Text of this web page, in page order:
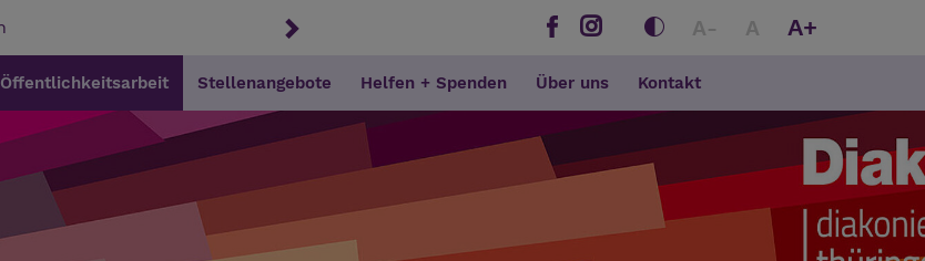
A- A A+
Öffentlichkeitsarbeit Stellenangebote Helfen + Spenden Über uns Kontakt